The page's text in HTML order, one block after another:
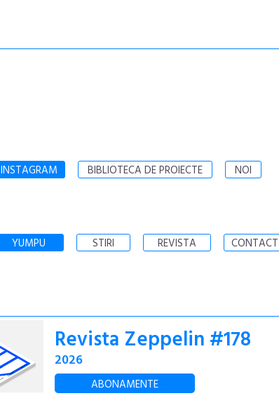
INSTAGRAM BIBLIOTECA DE PROIECTE NOI
YUMPU STIRI REVISTA CONTACT
Revista Zeppelin #178
2026
ABONAMENTE